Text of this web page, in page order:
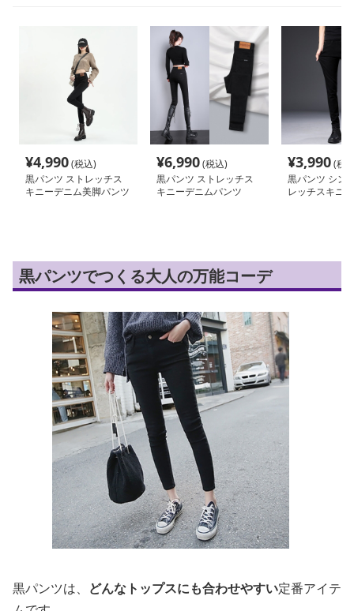
¥4,990(税込)
黒パンツ ストレッチス
キニーデニム美脚パンツ
¥6,990(税込)
黒パンツ ストレッチス
キニーデニムパンツ
¥3,990(税
黒パンツ シン
レッチスキニ
黒パンツでつくる大人の万能コーデ
黒パンツは、 どんなトップスにも合わせやすい定番アイテ